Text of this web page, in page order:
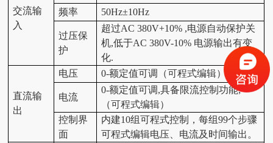
交流输
入
频率 50Hz±10Hz
过压保
护
超过AC380V+10% ,电源自动保护关
机,低于AC380V-10% 电源输出有变
化.
直流输
出
电压 0-额定值可调 （可程式编辑）
电流
0-额定值可调,具备限流控制功能;
（可程式编辑）
控制界
面
内建10组可程式控制，每组99个步骤
可程式编辑电压、电流及时间输出。